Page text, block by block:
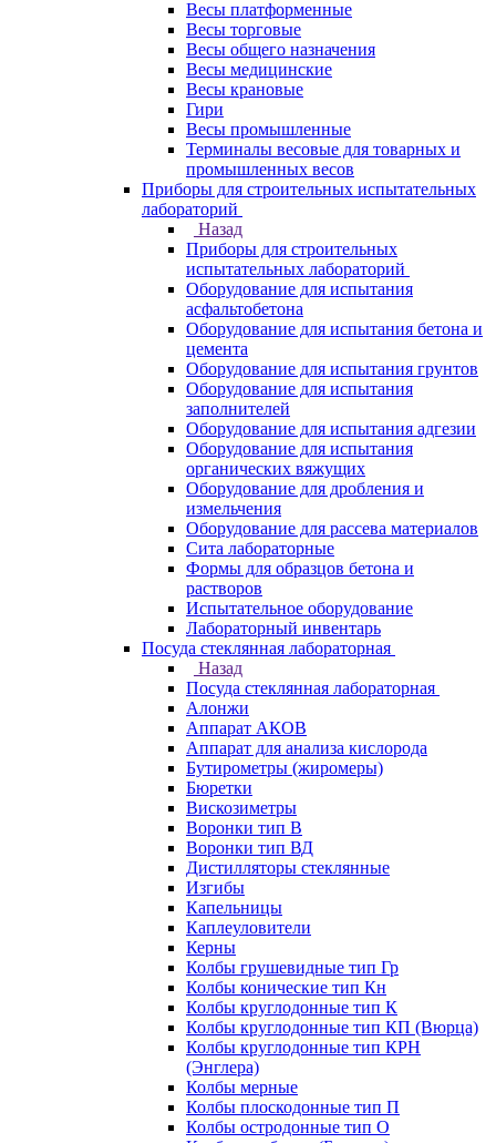
Весы платформенные
Весы торговые
Весы общего назначения
Весы медицинские
Весы крановые
Гири
Весы промышленные
Терминалы весовые для товарных и
промышленных весов
Приборы для строительных испытательных
лабораторий
Назад
Приборы для строительных
испытательных лабораторий
Оборудование для испытания
асфальтобетона
Оборудование для испытания бетона и
цемента
Оборудование для испытания грунтов
Оборудование для испытания
заполнителей
Оборудование для испытания адгезии
Оборудование для испытания
органических вяжущих
Оборудование для дробления и
измельчения
Оборудование для рассева материалов
Сита лабораторные
Формы для образцов бетона и
растворов
Испытательное оборудование
Лабораторный инвентарь
Посуда стеклянная лабораторная
Назад
Посуда стеклянная лабораторная
Алонжи
Аппарат АКОВ
Аппарат для анализа кислорода
Бутирометры (жиромеры)
Бюретки
Вискозиметры
Воронки тип В
Воронки тип ВД
Дистилляторы стеклянные
Изгибы
Капельницы
Каплеуловители
Керны
Колбы грушевидные тип Гр
Колбы конические тип Кн
Колбы круглодонные тип К
Колбы круглодонные тип КП (Вюрца)
Колбы круглодонные тип КРН
(Энглера)
Колбы мерные
Колбы плоскодонные тип П
Колбы остродонные тип О